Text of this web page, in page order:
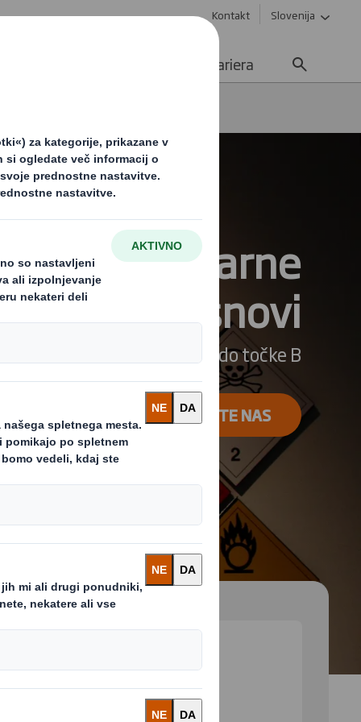
Kontakt Slovenija
Kariera
za nevarne
snovi
in zanesljivo od točke A do točke B
KONTAKTIRAJTE NAS
and next buttons to move between slides. Only